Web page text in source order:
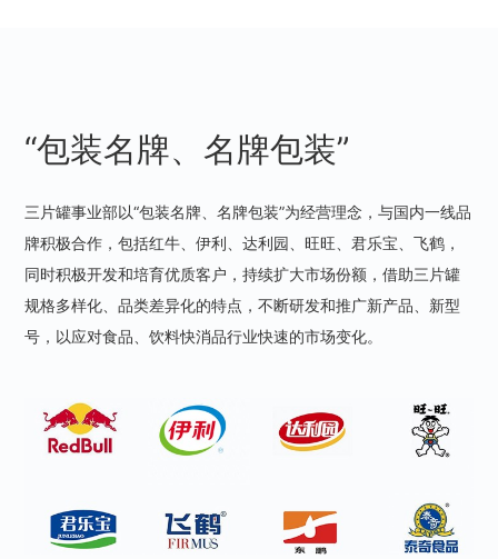
“包装名牌、名牌包装”
三片罐事业部以“包装名牌、名牌包装”为经营理念，与国内一线品
牌积极合作，包括红牛、伊利、达利园、旺旺、君乐宝、飞鹤，
同时积极开发和培育优质客户，持续扩大市场份额，借助三片罐
规格多样化、品类差异化的特点，不断研发和推广新产品、新型
号，以应对食品、饮料快消品行业快速的市场变化。